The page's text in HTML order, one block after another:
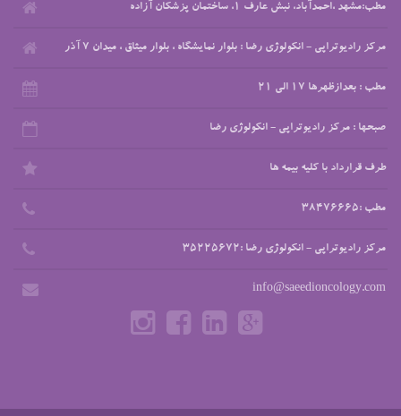
مطب:مشهد ،احمدآباد، نبش عارف ۱، ساختمان پزشکان آزاده
مرکز رادیوتراپی - انکولوژی رضا : بلوار نمایشگاه ، بلوار میثاق ، میدان 7 آذر
مطب : بعدازظهرها 17 الی 21
صبحها : مرکز رادیوتراپی - انکولوژی رضا
طرف قرارداد با کلیه بیمه ها
مطب :38476665
مرکز رادیوتراپی - انکولوژی رضا :35225672
info@saeedioncology.com